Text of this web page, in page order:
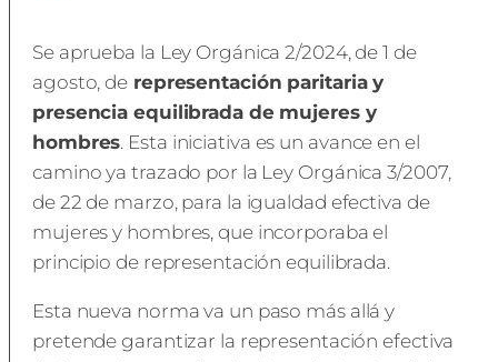
Se aprueba la Ley Orgánica 2/2024, de 1 de
agosto, de representación paritaria y
presencia equilibrada de mujeres y
hombres. Esta iniciativa es un avance en el
camino ya trazado por la Ley Orgánica 3/2007,
de 22 de marzo, para la igualdad efectiva de
mujeres y hombres, que incorporaba el
principio de representación equilibrada.
Esta nueva norma va un paso más allá y
pretende garantizar la representación efectiva